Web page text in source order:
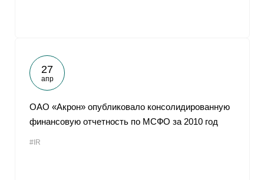
27
апр
ОАО «Акрон» опубликовало консолидированную
финансовую отчетность по МСФО за 2010 год
#IR